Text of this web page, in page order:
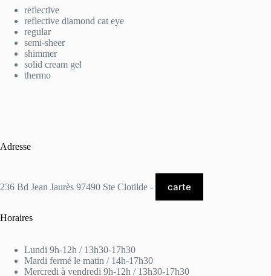
reflective
reflective diamond cat eye
regular
semi-sheer
shimmer
solid cream gel
thermo
Adresse
236 Bd Jean Jaurès 97490 Ste Clotilde - carte
Horaires
Lundi 9h-12h / 13h30-17h30
Mardi fermé le matin / 14h-17h30
Mercredi à vendredi 9h-12h / 13h30-17h30